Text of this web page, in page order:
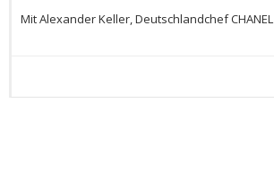
Mit Alexander Keller, Deutschlandchef CHANEL